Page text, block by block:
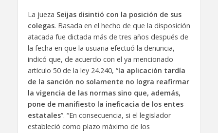
La jueza Seijas disintió con la posición de sus
colegas. Basada en el hecho de que la disposición
atacada fue dictada más de tres años después de
la fecha en que la usuaria efectuó la denuncia,
indicó que, de acuerdo con el ya mencionado
artículo 50 de la ley 24.240, “la aplicación tardía
de la sanción no solamente no logra reafirmar
la vigencia de las normas sino que, además,
pone de manifiesto la ineficacia de los entes
estatales”. “En consecuencia, si el legislador
estableció como plazo máximo de los